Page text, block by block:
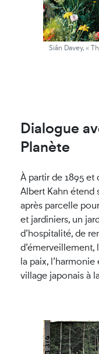
Siân Davey, «
Dialogue
Planète
À partir de 1895
Albert Kahn étend
après parcelle
et jardiniers, un
d’hospitalité, de
la paix,
village japonais à